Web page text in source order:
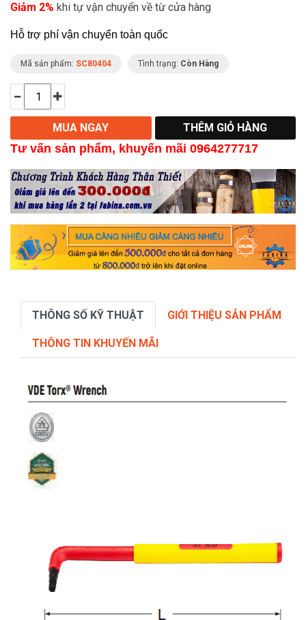
Giảm 2% khi tự vận chuyển về từ cửa hàng
Hỗ trợ phí vận chuyển toàn quốc
Mã sản phẩm: SC80404 Tình trạng: Còn Hàng
Tư vấn sản phẩm, khuyến mãi 0964277717
THÔNG SỐ KỸ THUẬT GIỚI THIỆU SẢN PHẨM
THÔNG TIN KHUYẾN MÃI